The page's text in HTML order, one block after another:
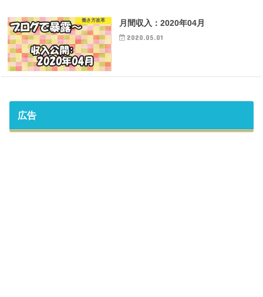
働き方改革 月間収入：2020年04月
2020.05.01
広告